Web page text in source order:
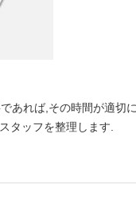
あれば,その時間が適切
タッフを整理します.